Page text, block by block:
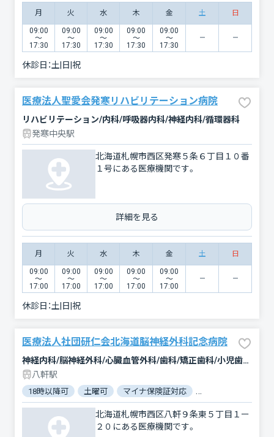
月 火 水 木 金 土 日
09:00
〜
17:30
09:00
〜
17:30
09:00
〜
17:30
09:00
〜
17:30
09:00
〜
17:30
休診日：土|日|祝
医療法人聖愛会発寒リハビリテーション病院
リハビリテーション/内科/呼吸器内科/神経内科/循環器科
発寒中央駅
北海道札幌市西区発寒５条６丁目１０番
１号にある医療機関です。
詳細を見る
月 火 水 木 金 土 日
09:00
〜
17:00
09:00
〜
17:00
09:00
〜
17:00
09:00
〜
17:00
09:00
〜
17:00
休診日：土|日|祝
医療法人社団研仁会北海道脳神経外科記念病院
神経内科/脳神経外科/心臓血管外科/歯科/矯正歯科/小児歯科/リハビリテーション/放射線科/麻酔科
八軒駅
18時以降可 土曜可 マイナ保険証対応
北海道札幌市西区八軒９条東５丁目１ー
２０にある医療機関です。